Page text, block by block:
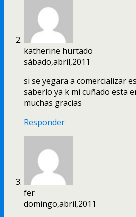
katherine hurtado
sábado,abril,2011
si se yegara a comercializar
saberlo ya k mi cuñado esta
muchas gracias
Responder
fer
domingo,abril,2011